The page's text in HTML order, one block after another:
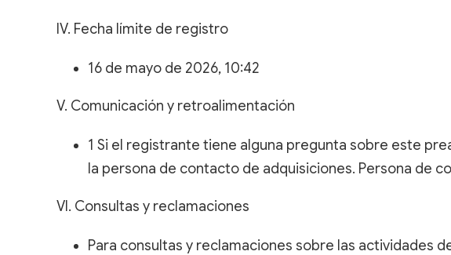
IV. Fecha límite de registro
16 de mayo de 2026, 10:42
V. Comunicación y retroalimentación
1 Si el registrante tiene alguna pregunta sobre este
la persona de contacto de adquisiciones. Persona de
VI. Consultas y reclamaciones
Para consultas y reclamaciones sobre las actividades